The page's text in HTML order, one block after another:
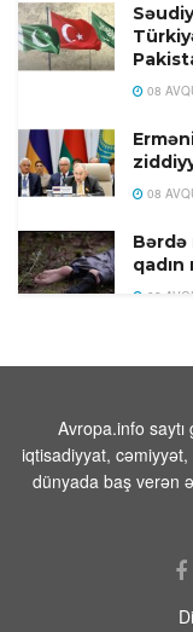
08
08
Bərdə
qadın
08
tapıldı
Avropa.info
iqtisadiyyat,
dünyada baş verən